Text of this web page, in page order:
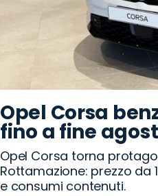
Opel Corsa
fino a fine
Opel Corsa torna
Rottamazione: prezzo da
e consumi contenuti.